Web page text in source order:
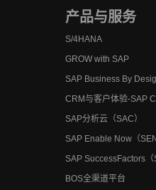
产品与服务
S/4HANA
GROW with SAP
SAP Business By
CRM与客户体验-SAP
SAP分析云（SAC）
SAP Enable Now（SEN
SAP SuccessFactors（
BOS全渠道平台